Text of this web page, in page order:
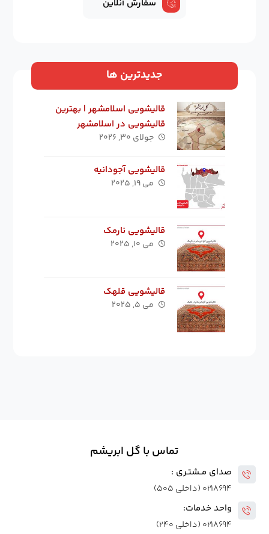
سفارش آنلاین
جدیدترین ها
قالیشویی اسلامشهر | بهترین
قالیشویی در اسلامشهر
جولای ۳۰, ۲۰۲۶
قالیشویی آجودانیه
می ۱۹, ۲۰۲۵
قالیشویی نارمک
می ۱۰, ۲۰۲۵
قالیشویی قلهک
می ۵, ۲۰۲۵
تماس با گل ابریشم
صدای مــشتـری :
۰۲۱۸۶۹۴ (داخلی ۵۰۵)
واحد خدمات:
۰۲۱۸۶۹۴ (داخلی ۲۴۰)